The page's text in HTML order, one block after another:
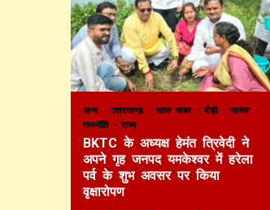
अन्य उत्तराखण्ड खास खबर पौड़ी
भाजपा
राजनीति
राज्य
BKTC के अध्यक्ष हेमंत त्रिवेदी ने
अपने गृह जनपद यमकेश्वर में हरेला
पर्व के शुभ अवसर पर किया
वृक्षारोपण